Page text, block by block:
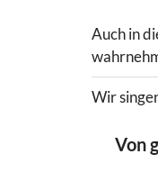
Auch in
Wir
Von